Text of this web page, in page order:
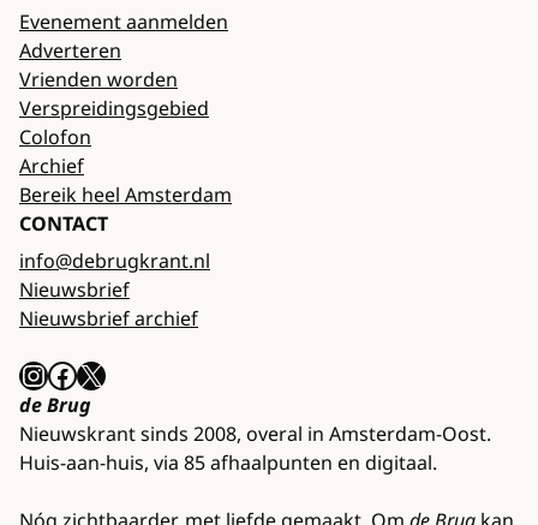
Evenement aanmelden
Adverteren
Vrienden worden
Verspreidingsgebied
Colofon
Archief
Bereik heel Amsterdam
CONTACT
info@debrugkrant.nl
Nieuwsbrief
Nieuwsbrief archief
InstagramFacebook X
de Brug
Nieuwskrant sinds 2008, overal in Amsterdam-Oost.
Huis-aan-huis, via 85 afhaalpunten en digitaal.